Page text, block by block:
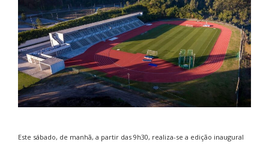
Este sábado, de manhã, a partir das 9h30, realiza-se a edição inaugural